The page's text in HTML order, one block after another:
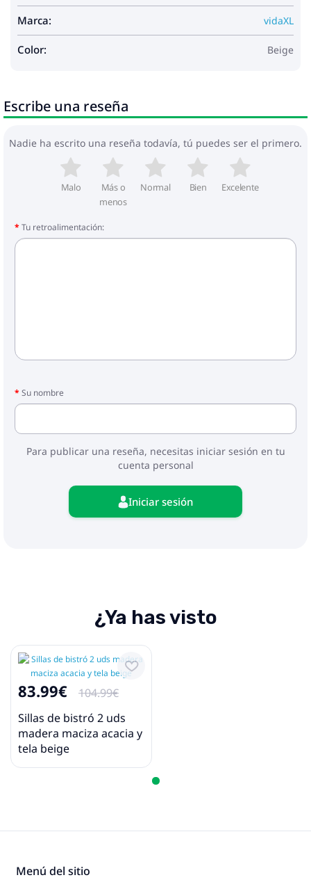
Marca: vidaXL
Color: Beige
Escribe una reseña
Nadie ha escrito una reseña todavía, tú puedes ser el primero.
Malo
Más o
menos
Normal Bien Excelente
Tu retroalimentación:
Su nombre
Para publicar una reseña, necesitas iniciar sesión en tu
cuenta personal
Iniciar sesión
¿Ya has visto
83.99€
104.99€
Sillas de bistró 2 uds
madera maciza acacia y
tela beige
Menú del sitio